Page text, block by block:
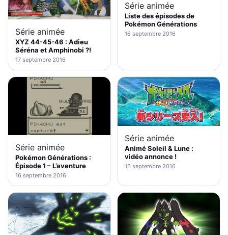
Série animée
XYZ 44-45-46 : Adieu
Séréna et Amphinobi ?!
17 septembre 2016
Série animée
Liste des épisodes de
Pokémon Générations
16 septembre 2016
Série animée
Pokémon Générations :
Épisode 1 – L’aventure
16 septembre 2016
Série animée
Animé Soleil & Lune :
vidéo annonce !
16 septembre 2016